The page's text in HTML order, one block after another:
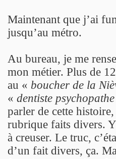
Maintenant que j’ai
jusqu’au métro.
Au bureau, je me
mon métier. Plus de
au « boucher de la
« dentiste psychopathe
parler de cette
rubrique faits divers.
à creuser. Le truc,
d’un fait divers, ça.